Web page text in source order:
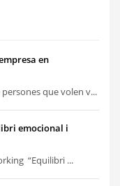
en
que volen v...
emocional i
“Equilibri ...